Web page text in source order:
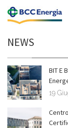
NEWS
BIT E
19